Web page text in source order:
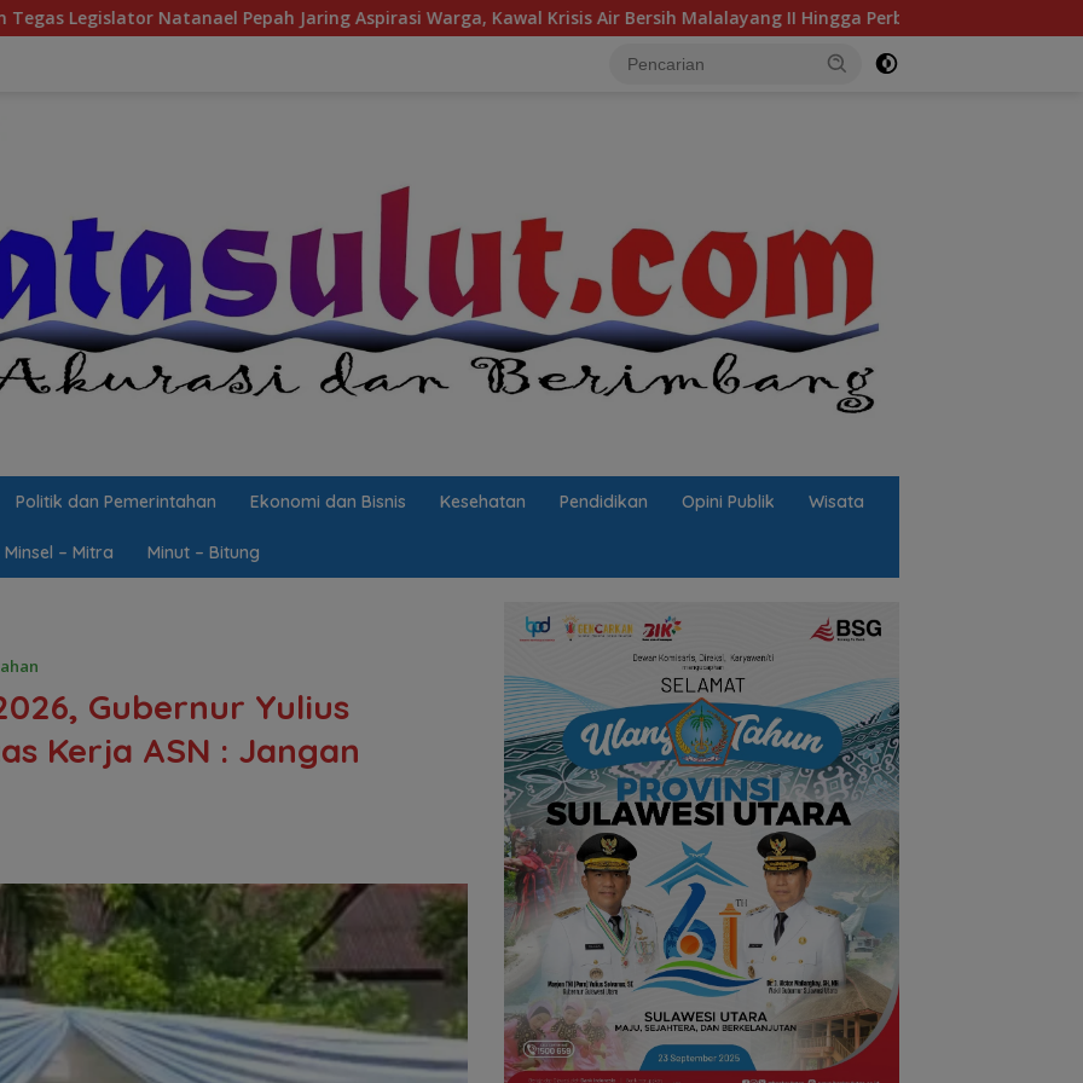
Jaring Aspirasi Warga, Kawal Krisis Air Bersih Malalayang II Hingga Perbaikan Infrastruktur
Politik dan Pemerintahan Ekonomi dan Bisnis Kesehatan Pendidikan Opini Publik Wisata
Minsel – Mitra Minut – Bitung
Gubernur Yulius
Kerja ASN : Jangan